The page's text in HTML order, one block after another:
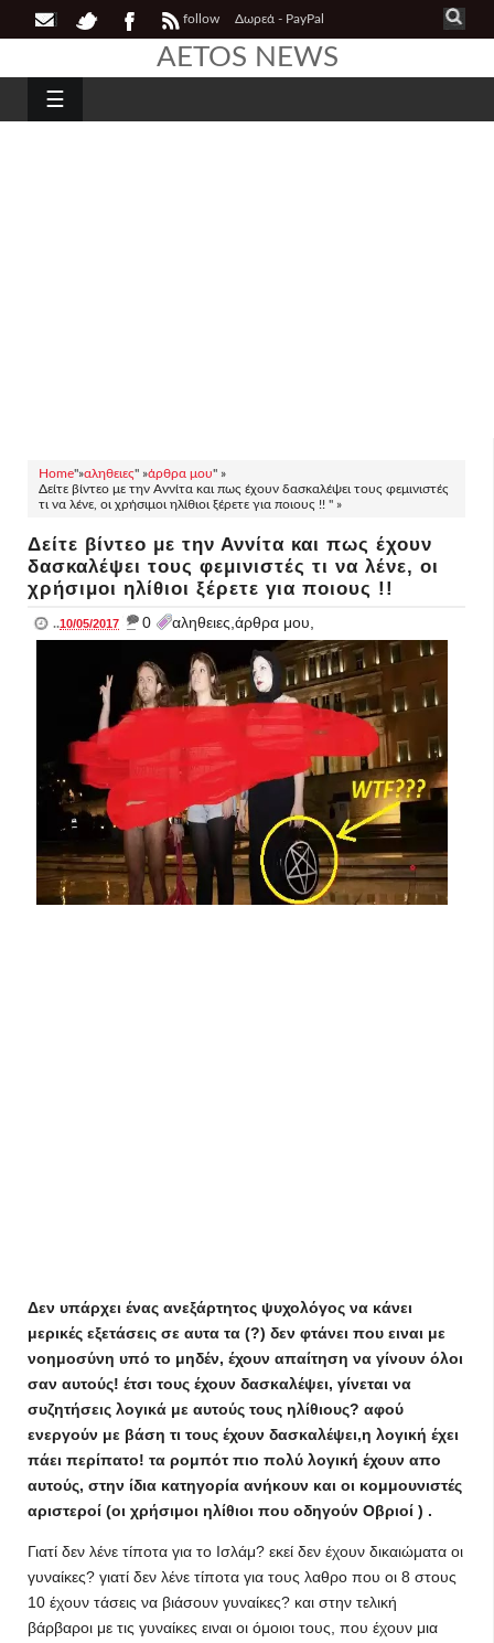
follow Δωρεά - PayPal
AETOS NEWS
☰
Home"»αληθειες" »άρθρα μου" »
Δείτε βίντεο με την Αννίτα και πως έχουν δασκαλέψει τους φεμινιστές
τι να λένε, οι χρήσιμοι ηλίθιοι ξέρετε για ποιους !! " »
Δείτε βίντεο με την Αννίτα και πως έχουν
δασκαλέψει τους φεμινιστές τι να λένε, οι
χρήσιμοι ηλίθιοι ξέρετε για ποιους !!
..10/05/2017 _ 0 αληθειες,άρθρα μου,
Δεν υπάρχει ένας ανεξάρτητος ψυχολόγος να κάνει
μερικές εξετάσεις σε αυτα τα (?) δεν φτάνει που ειναι με
νοημοσύνη υπό το μηδέν, έχουν απαίτηση να γίνουν όλοι
σαν αυτούς! έτσι τους έχουν δασκαλέψει, γίνεται να
συζητήσεις λογικά με αυτούς τους ηλίθιους? αφού
ενεργούν με βάση τι τους έχουν δασκαλέψει,η λογική έχει
πάει περίπατο! τα ρομπότ πιο πολύ λογική έχουν απο
αυτούς, στην ίδια κατηγορία ανήκουν και οι κομμουνιστές
αριστεροί (οι χρήσιμοι ηλίθιοι που οδηγούν Οβριοί ) .
Γιατί δεν λένε τίποτα για το Ισλάμ? εκεί δεν έχουν δικαιώματα οι
γυναίκες? γιατί δεν λένε τίποτα για τους λαθρο που οι 8 στους
10 έχουν τάσεις να βιάσουν γυναίκες? και στην τελική
βάρβαροι με τις γυναίκες ειναι οι όμοιοι τους, που έχουν μια